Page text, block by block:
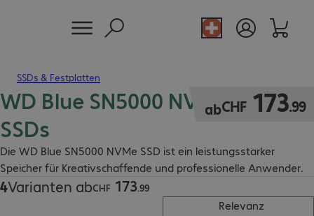
SSDs & Festplatten
WD Blue SN5000 NVMe M.2
SSDs
Die WD Blue SN5000 NVMe SSD ist ein leistungsstarker
Speicher für Kreativschaffende und professionelle Anwender.
abCHF 173.99
CHF 173.99
4Varianten abCHF 173.99
CHF 173.99
Relevanz